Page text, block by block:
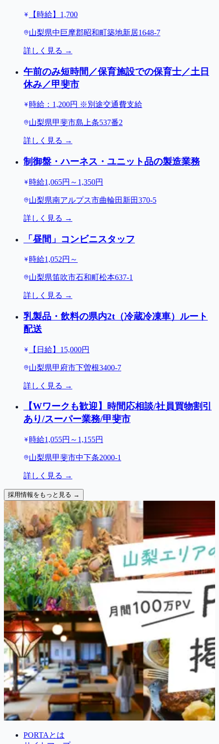
【時給】1,700
山梨県中巨摩郡昭和町築地新居1648-7
詳しく見る →
午前のみ短時間／保育施設での保育士／土日
休み／甲斐市
時給：1,200円 ※別途交通費支給
山梨県甲斐市島上条537番2
詳しく見る →
制御盤・ハーネス・ユニット品の製造業務
時給1,065円～1,350円
山梨県南アルプス市曲輪田新田370-5
詳しく見る →
「昼間」コンビニスタッフ
時給1,052円～
山梨県笛吹市石和町松本637-1
詳しく見る →
乳製品・飲料の県内2t（冷蔵冷凍車）ルート
配送
【日給】15,000円
山梨県甲府市下曽根3400-7
詳しく見る →
【Wワークも歓迎】時間応相談/社員買物割引
あり/スーパー業務/甲斐市
時給1,055円～1,155円
山梨県甲斐市中下条2000-1
詳しく見る →
採用情報をもっと見る →
PORTAとは